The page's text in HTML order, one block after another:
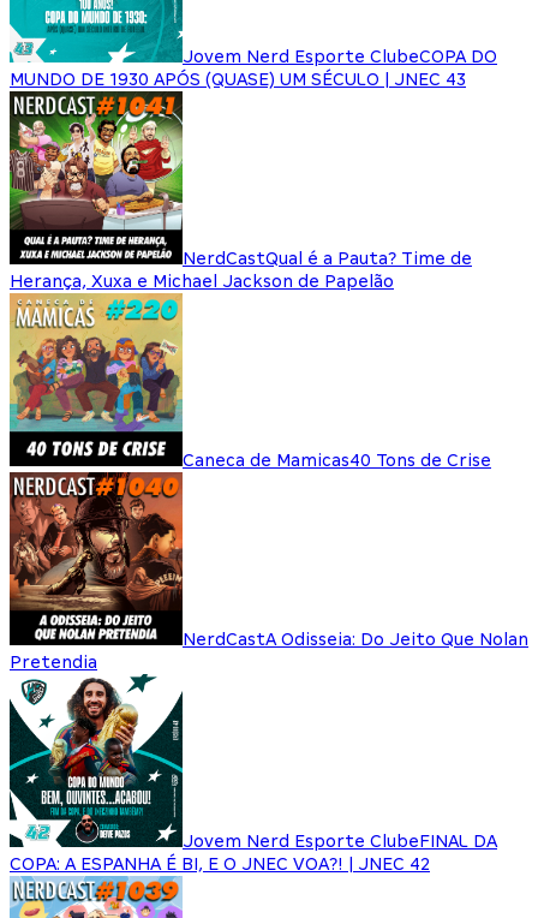
Jovem Nerd Esporte ClubeCOPA DO
MUNDO DE 1930 APÓS (QUASE) UM SÉCULO | JNEC 43
NerdCastQual é a Pauta? Time de
Herança, Xuxa e Michael Jackson de Papelão
Caneca de Mamicas40 Tons de Crise
NerdCastA Odisseia: Do Jeito Que Nolan
Pretendia
Jovem Nerd Esporte ClubeFINAL DA
COPA: A ESPANHA É BI, E O JNEC VOA?! | JNEC 42